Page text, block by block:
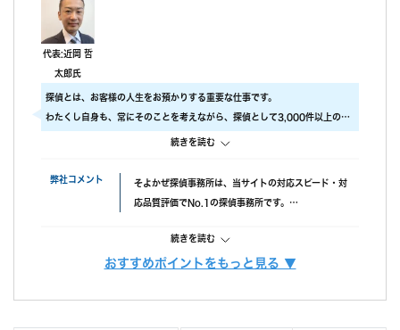
なさいと励ましてもらってすごく嬉しかったです。
調査中の印象
尾行が旦那の会社スタートの予定でしたが、場所が違っていたよ
うで、必死に探してくれたと伺っております。こちらの対応につ
いては本当に調査員の方々に感謝しかありません。
調査後の印象
報告書はすぐに届けていただけましたが、時間表示が間違ってい
ました。(ただ、写真の時間が載っているので大丈夫かと思われま
代表:近岡 哲
太郎氏
探偵とは、お客様の人生をお預かりする重要な仕事です。
わたくし自身も、常にそのことを考えながら、探偵として3,000件以上の調
具体的には、
・ 厳選した優秀な調査スタッフ
・ 最高品質の機材
にこだわり、調査の質をあげるため、常に努力しています。
続きを読む
弊社コメント そよかぜ探偵事務所は、当サイトの対応スピード・対
応品質評価でNo.1の探偵事務所です。
成功報酬プランも選べます。また、みんなの名探偵経
由で相談できる限定クーポンもあるため、調査力と相
続きを読む
以外一切なし！
おすすめポイントをもっと見る ▼